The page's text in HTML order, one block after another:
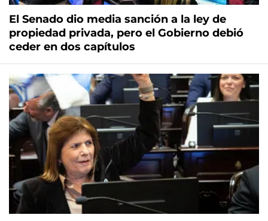
El Senado dio media sanción a la ley de
propiedad privada, pero el Gobierno debió
ceder en dos capítulos